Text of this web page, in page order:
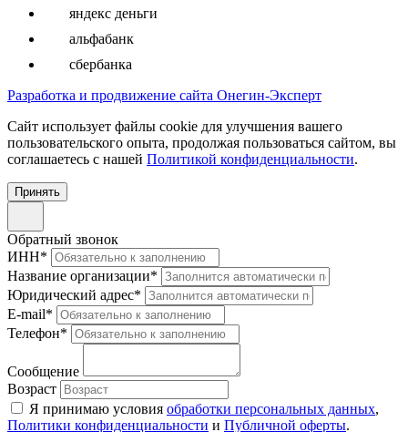
яндекс деньги
альфабанк
сбербанка
Разработка и продвижение сайта Онегин-Эксперт
Cайт использует файлы cookie для улучшения вашего
пользовательского опыта, продолжая пользоваться сайтом, вы
соглашаетесь с нашей Политикой конфиденциальности.
Принять
Обратный звонок
ИНН*
Название организации*
Юридический адрес*
E-mail*
Телефон*
Сообщение
Возраст
Я принимаю условия обработки персональных данных,
Политики конфиденциальности и Публичной оферты.